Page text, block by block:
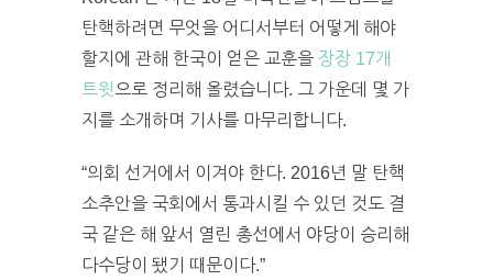
탄핵하려면 무엇을 어디서부터 어떻게 해야
할지에 관해 한국이 얻은 교훈을 장장 17개
트윗으로 정리해 올렸습니다. 그 가운데 몇 가
지를 소개하며 기사를 마무리합니다.
“의회 선거에서 이겨야 한다. 2016년 말 탄핵
소추안을 국회에서 통과시킬 수 있던 것도 결
국 같은 해 앞서 열린 총선에서 야당이 승리해
다수당이 됐기 때문이다.”